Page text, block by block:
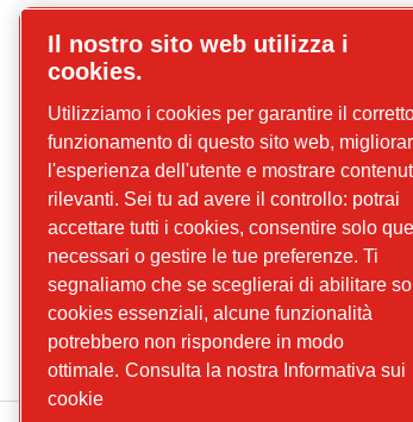
che state cercando!
Compressori a
vite
Compressori a
pistone
Trattamento
dell'aria
Ricambi
Manutenzione
sulla nostra
Richiedi un
Richiedi un
Trattamento
Richiedi
Richiedi
Il nostro sito web utilizza i
cookies.
Utilizziamo i cookies per garantire il
funzionamento di questo sito web,
l'esperienza dell'utente e mostrare
rilevanti. Sei tu ad avere il controllo: potrai
accettare tutti i cookies, consentire solo
necessari o gestire le tue preferenze. Ti
segnaliamo che se sceglierai di abilitare
cookies essenziali, alcune funzionalità
potrebbero non rispondere in modo
ottimale. Consulta la nostra Informativa sui
cookie